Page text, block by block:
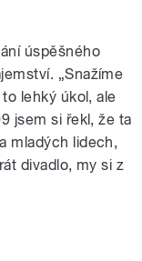
úspěšného
„Snažíme
lehký úkol, ale
jsem si řekl, že ta
mladých lidech,
divadlo, my si z